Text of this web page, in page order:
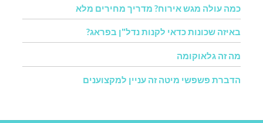
כמה עולה מגש אירוח? מדריך מחירים מלא
באיזה שכונות כדאי לקנות נדל"ן בפראג?
מה זה גלאוקומה
הדברת פשפשי מיטה זה עניין למקצוענים